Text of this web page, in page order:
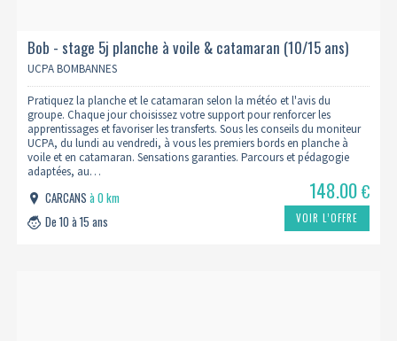
Bob - stage 5j planche à voile & catamaran (10/15 ans)
UCPA BOMBANNES
Pratiquez la planche et le catamaran selon la météo et l'avis du
groupe. Chaque jour choisissez votre support pour renforcer les
apprentissages et favoriser les transferts. Sous les conseils du moniteur
UCPA, du lundi au vendredi, à vous les premiers bords en planche à
voile et en catamaran. Sensations garanties. Parcours et pédagogie
adaptées, au…
CARCANSà 0 km
De 10 à 15 ans
148.00€
VOIR L’OFFRE